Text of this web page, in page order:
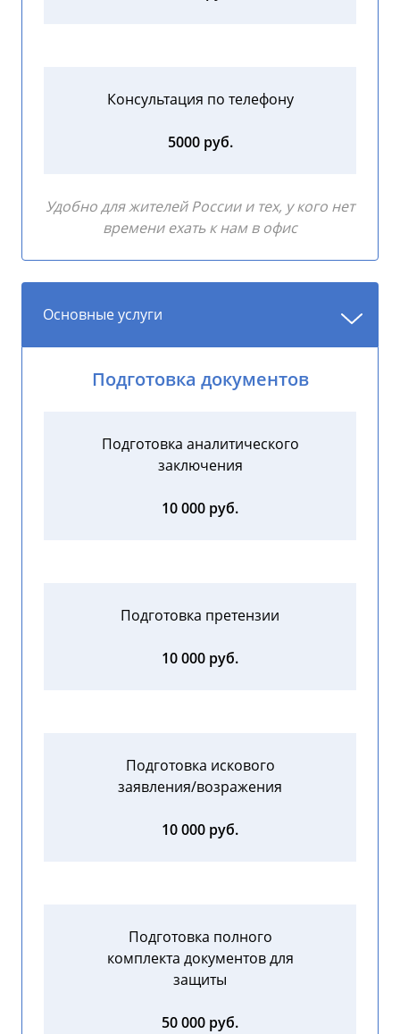
Консультация по телефону
5000 руб.
Удобно для жителей России и тех, у кого нет
времени ехать к нам в офис
Основные услуги
Подготовка документов
Подготовка аналитического
заключения
10 000 руб.
Подготовка претензии
10 000 руб.
Подготовка искового
заявления/возражения
10 000 руб.
Подготовка полного
комплекта документов для
защиты
50 000 руб.